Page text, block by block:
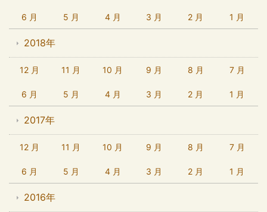
6 月 5 月 4 月 3 月 2 月 1 月
2018年
12 月 11 月 10 月 9 月 8 月 7 月
6 月 5 月 4 月 3 月 2 月 1 月
2017年
12 月 11 月 10 月 9 月 8 月 7 月
6 月 5 月 4 月 3 月 2 月 1 月
2016年